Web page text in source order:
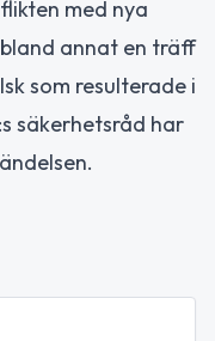
med nya
annat en träff
som resulterade i
säkerhetsråd har